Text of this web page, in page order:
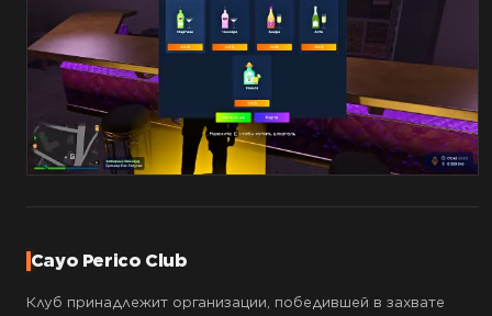
Cayo Perico Club
Клуб принадлежит организации, победившей в захвате